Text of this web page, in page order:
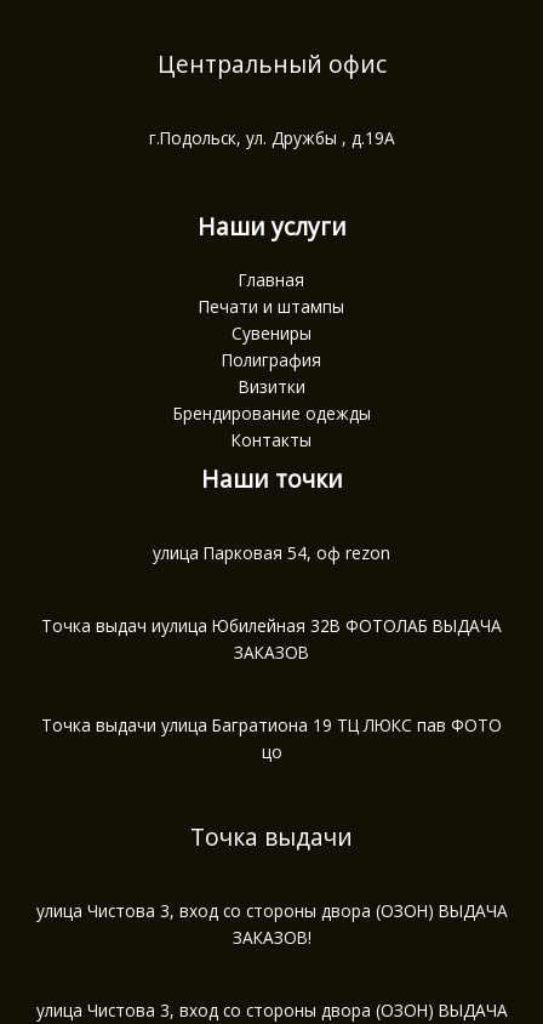
Центральный офис
г.Подольск, ул. Дружбы , д.19А
Наши услуги
Главная
Печати и штампы
Сувениры
Полиграфия
Визитки
Брендирование одежды
Контакты
Наши точки
улица Парковая 54, оф rezon
Точка выдач иулица Юбилейная 32В ФОТОЛАБ ВЫДАЧА
ЗАКАЗОВ
Точка выдачи улица Багратиона 19 ТЦ ЛЮКС пав ФОТО
цо
Точка выдачи
улица Чистова 3, вход со стороны двора (ОЗОН) ВЫДАЧА
ЗАКАЗОВ!
улица Чистова 3, вход со стороны двора (ОЗОН) ВЫДАЧА